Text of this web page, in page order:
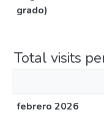
grado)
Total visits
febrero 2026